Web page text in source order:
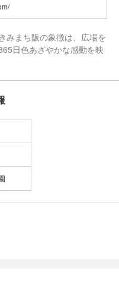
まち阪の象徴は、広場を
日色あざやかな感動を映